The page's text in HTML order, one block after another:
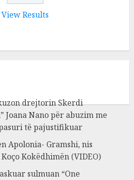
View Results
drejtorin Skerdi
Joana Nano për abuzim me
të pajustifikuar
Apolonia- Gramshi, nis
Kokëdhimën (VIDEO)
sulmuan “One